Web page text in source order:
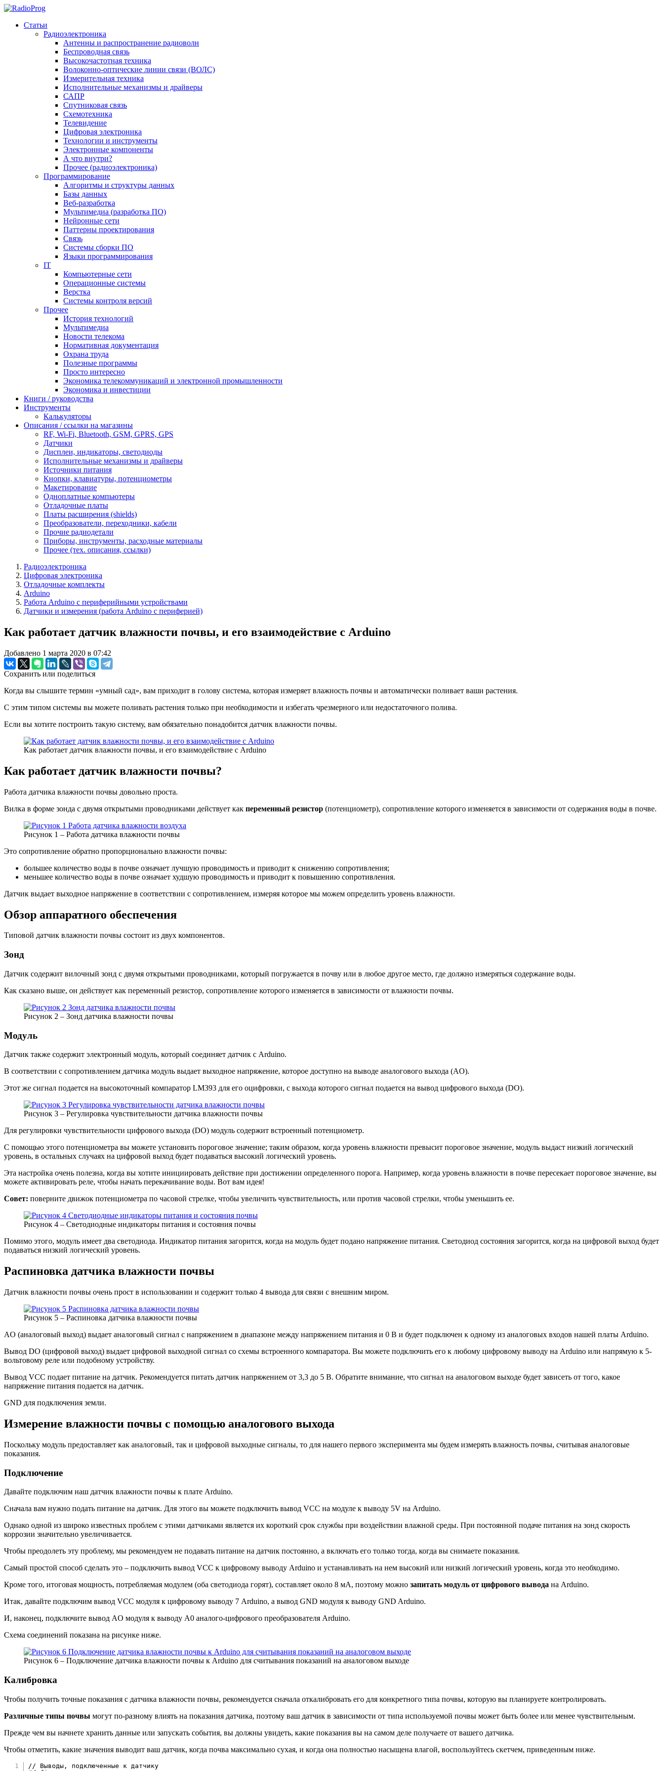
Статьи
Радиоэлектроника
Антенны и распространение радиоволн
Беспроводная связь
Высокочастотная техника
Волоконно-оптические линии связи (ВОЛС)
Измерительная техника
Исполнительные механизмы и драйверы
САПР
Спутниковая связь
Схемотехника
Телевидение
Цифровая электроника
Технологии и инструменты
Электронные компоненты
А что внутри?
Прочее (радиоэлектроника)
Программирование
Алгоритмы и структуры данных
Базы данных
Веб-разработка
Мультимедиа (разработка ПО)
Нейронные сети
Паттерны проектирования
Связь
Системы сборки ПО
Языки программирования
IT
Компьютерные сети
Операционные системы
Верстка
Системы контроля версий
Прочее
История технологий
Мультимедиа
Новости телекома
Нормативная документация
Охрана труда
Полезные программы
Просто интересно
Экономика телекоммуникаций и электронной промышленности
Экономика и инвестиции
Книги / руководства
Инструменты
Калькуляторы
Описания / ссылки на магазины
RF, Wi-Fi, Bluetooth, GSM, GPRS, GPS
Датчики
Дисплеи, индикаторы, светодиоды
Исполнительные механизмы и драйверы
Источники питания
Кнопки, клавиатуры, потенциометры
Макетирование
Одноплатные компьютеры
Отладочные платы
Платы расширения (shields)
Преобразователи, переходники, кабели
Прочие радиодетали
Приборы, инструменты, расходные материалы
Прочее (тех. описания, ссылки)
Радиоэлектроника
Цифровая электроника
Отладочные комплекты
Arduino
Работа Arduino с периферийными устройствами
Датчики и измерения (работа Arduino с периферией)
Как работает датчик влажности почвы, и его взаимодействие с Arduino
Добавлено 1 марта 2020 в 07:42
Сохранить или поделиться
Когда вы слышите термин «умный сад», вам приходит в голову система, которая измеряет влажность почвы и автоматически поливает ваши растения.
С этим типом системы вы можете поливать растения только при необходимости и избегать чрезмерного или недостаточного полива.
Если вы хотите построить такую систему, вам обязательно понадобится датчик влажности почвы.
Как работает датчик влажности почвы, и его взаимодействие с Arduino
Как работает датчик влажности почвы?
Работа датчика влажности почвы довольно проста.
Вилка в форме зонда с двумя открытыми проводниками действует как переменный резистор (потенциометр), сопротивление которого изменяется в зависимости от содержания воды в почве.
Рисунок 1 – Работа датчика влажности почвы
Это сопротивление обратно пропорционально влажности почвы:
большее количество воды в почве означает лучшую проводимость и приводит к снижению сопротивления;
меньшее количество воды в почве означает худшую проводимость и приводит к повышению сопротивления.
Датчик выдает выходное напряжение в соответствии с сопротивлением, измеряя которое мы можем определить уровень влажности.
Обзор аппаратного обеспечения
Типовой датчик влажности почвы состоит из двух компонентов.
Зонд
Датчик содержит вилочный зонд с двумя открытыми проводниками, который погружается в почву или в любое другое место, где должно измеряться содержание воды.
Как сказано выше, он действует как переменный резистор, сопротивление которого изменяется в зависимости от влажности почвы.
Рисунок 2 – Зонд датчика влажности почвы
Модуль
Датчик также содержит электронный модуль, который соединяет датчик с Arduino.
В соответствии с сопротивлением датчика модуль выдает выходное напряжение, которое доступно на выводе аналогового выхода (AO).
Этот же сигнал подается на высокоточный компаратор LM393 для его оцифровки, с выхода которого сигнал подается на вывод цифрового выхода (DO).
Рисунок 3 – Регулировка чувствительности датчика влажности почвы
Для регулировки чувствительности цифрового выхода (DO) модуль содержит встроенный потенциометр.
С помощью этого потенциометра вы можете установить пороговое значение; таким образом, когда уровень влажности превысит пороговое значение, модуль выдаст низкий логический
уровень, в остальных случаях на цифровой выход будет подаваться высокий логический уровень.
Эта настройка очень полезна, когда вы хотите инициировать действие при достижении определенного порога. Например, когда уровень влажности в почве пересекает пороговое значение, вы
можете активировать реле, чтобы начать перекачивание воды. Вот вам идея!
Совет: поверните движок потенциометра по часовой стрелке, чтобы увеличить чувствительность, или против часовой стрелки, чтобы уменьшить ее.
Рисунок 4 – Светодиодные индикаторы питания и состояния почвы
Помимо этого, модуль имеет два светодиода. Индикатор питания загорится, когда на модуль будет подано напряжение питания. Светодиод состояния загорится, когда на цифровой выход будет
подаваться низкий логический уровень.
Распиновка датчика влажности почвы
Датчик влажности почвы очень прост в использовании и содержит только 4 вывода для связи с внешним миром.
Рисунок 5 – Распиновка датчика влажности почвы
AO (аналоговый выход) выдает аналоговый сигнал с напряжением в диапазоне между напряжением питания и 0 В и будет подключен к одному из аналоговых входов нашей платы Arduino.
Вывод DO (цифровой выход) выдает цифровой выходной сигнал со схемы встроенного компаратора. Вы можете подключить его к любому цифровому выводу на Arduino или напрямую к 5-
вольтовому реле или подобному устройству.
Вывод VCC подает питание на датчик. Рекомендуется питать датчик напряжением от 3,3 до 5 В. Обратите внимание, что сигнал на аналоговом выходе будет зависеть от того, какое
напряжение питания подается на датчик.
GND для подключения земли.
Измерение влажности почвы с помощью аналогового выхода
Поскольку модуль предоставляет как аналоговый, так и цифровой выходные сигналы, то для нашего первого эксперимента мы будем измерять влажность почвы, считывая аналоговые
показания.
Подключение
Давайте подключим наш датчик влажности почвы к плате Arduino.
Сначала вам нужно подать питание на датчик. Для этого вы можете подключить вывод VCC на модуле к выводу 5V на Arduino.
Однако одной из широко известных проблем с этими датчиками является их короткий срок службы при воздействии влажной среды. При постоянной подаче питания на зонд скорость
коррозии значительно увеличивается.
Чтобы преодолеть эту проблему, мы рекомендуем не подавать питание на датчик постоянно, а включать его только тогда, когда вы снимаете показания.
Самый простой способ сделать это – подключить вывод VCC к цифровому выводу Arduino и устанавливать на нем высокий или низкий логический уровень, когда это необходимо.
Кроме того, итоговая мощность, потребляемая модулем (оба светодиода горят), составляет около 8 мА, поэтому можно запитать модуль от цифрового вывода на Arduino.
Итак, давайте подключим вывод VCC модуля к цифровому выводу 7 Arduino, а вывод GND модуля к выводу GND Arduino.
И, наконец, подключите вывод AO модуля к выводу A0 аналого-цифрового преобразователя Arduino.
Схема соединений показана на рисунке ниже.
Рисунок 6 – Подключение датчика влажности почвы к Arduino для считывания показаний на аналоговом выходе
Калибровка
Чтобы получить точные показания с датчика влажности почвы, рекомендуется сначала откалибровать его для конкретного типа почвы, которую вы планируете контролировать.
Различные типы почвы могут по-разному влиять на показания датчика, поэтому ваш датчик в зависимости от типа используемой почвы может быть более или менее чувствительным.
Прежде чем вы начнете хранить данные или запускать события, вы должны увидеть, какие показания вы на самом деле получаете от вашего датчика.
Чтобы отметить, какие значения выводит ваш датчик, когда почва максимально сухая, и когда она полностью насыщена влагой, воспользуйтесь скетчем, приведенным ниже.
// Выводы, подключенные к датчику